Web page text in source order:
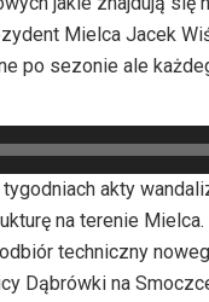
Mielca Jacek
po sezonie ale
akty
na terenie
techniczny
Dąbrówki na